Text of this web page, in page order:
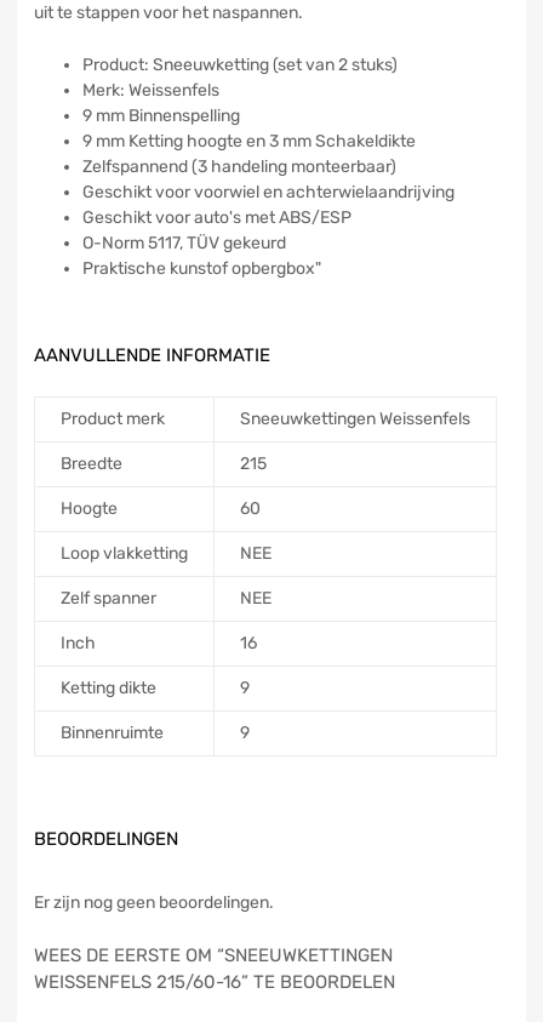
uit te stappen voor het naspannen.
Product: Sneeuwketting (set van 2 stuks)
Merk: Weissenfels
9 mm Binnenspelling
9 mm Ketting hoogte en 3 mm Schakeldikte
Zelfspannend (3 handeling monteerbaar)
Geschikt voor voorwiel en achterwielaandrijving
Geschikt voor auto's met ABS/ESP
O-Norm 5117, TÜV gekeurd
Praktische kunstof opbergbox"
AANVULLENDE INFORMATIE
Product merk Sneeuwkettingen Weissenfels
Breedte 215
Hoogte 60
Loop vlakketting NEE
Zelf spanner NEE
Inch 16
Ketting dikte 9
Binnenruimte 9
BEOORDELINGEN
Er zijn nog geen beoordelingen.
WEES DE EERSTE OM “SNEEUWKETTINGEN
WEISSENFELS 215/60-16” TE BEOORDELEN